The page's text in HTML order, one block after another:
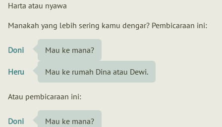
Harta atau nyawa
Manakah yang lebih sering kamu dengar? Pembicaraan ini:
Doni Mau ke mana?
Heru Mau ke rumah Dina atau Dewi.
Atau pembicaraan ini:
Doni Mau ke mana?